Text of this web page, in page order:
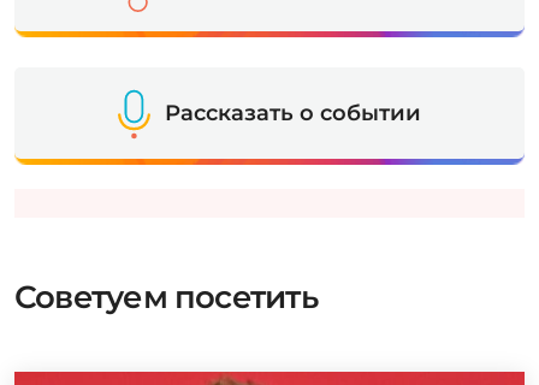
Рассказать о событии
Советуем посетить